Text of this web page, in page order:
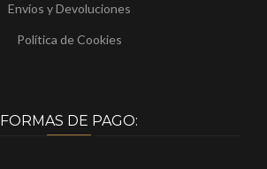
Envíos y Devoluciones
Política de Cookies
FORMAS DE PAGO: